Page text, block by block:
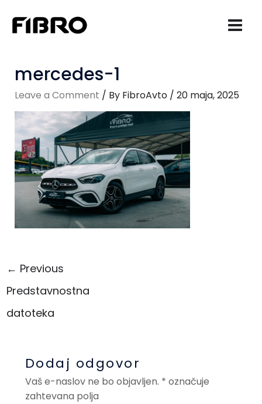
content
mercedes-1
Leave a Comment / By FibroAvto / 20 maja, 2025
← Previous
Predstavnostna
datoteka
Dodaj odgovor
Vaš e-naslov ne bo objavljen. * označuje
zahtevana polja